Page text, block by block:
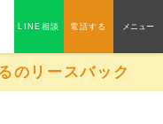
LINE相談 電話する メニュー
のリースバック